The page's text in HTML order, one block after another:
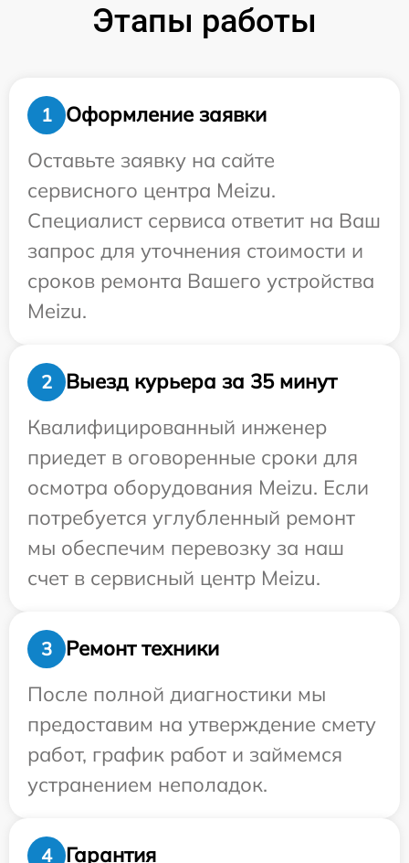
Этапы работы
1
Оформление заявки
Оставьте заявку на сайте
сервисного центра Meizu.
Специалист сервиса ответит на Ваш
запрос для уточнения стоимости и
сроков ремонта Вашего устройства
Meizu.
2
Выезд курьера за 35 минут
Квалифицированный инженер
приедет в оговоренные сроки для
осмотра оборудования Meizu. Если
потребуется углубленный ремонт
мы обеспечим перевозку за наш
счет в сервисный центр Meizu.
3
Ремонт техники
После полной диагностики мы
предоставим на утверждение смету
работ, график работ и займемся
устранением неполадок.
4 Гарантия